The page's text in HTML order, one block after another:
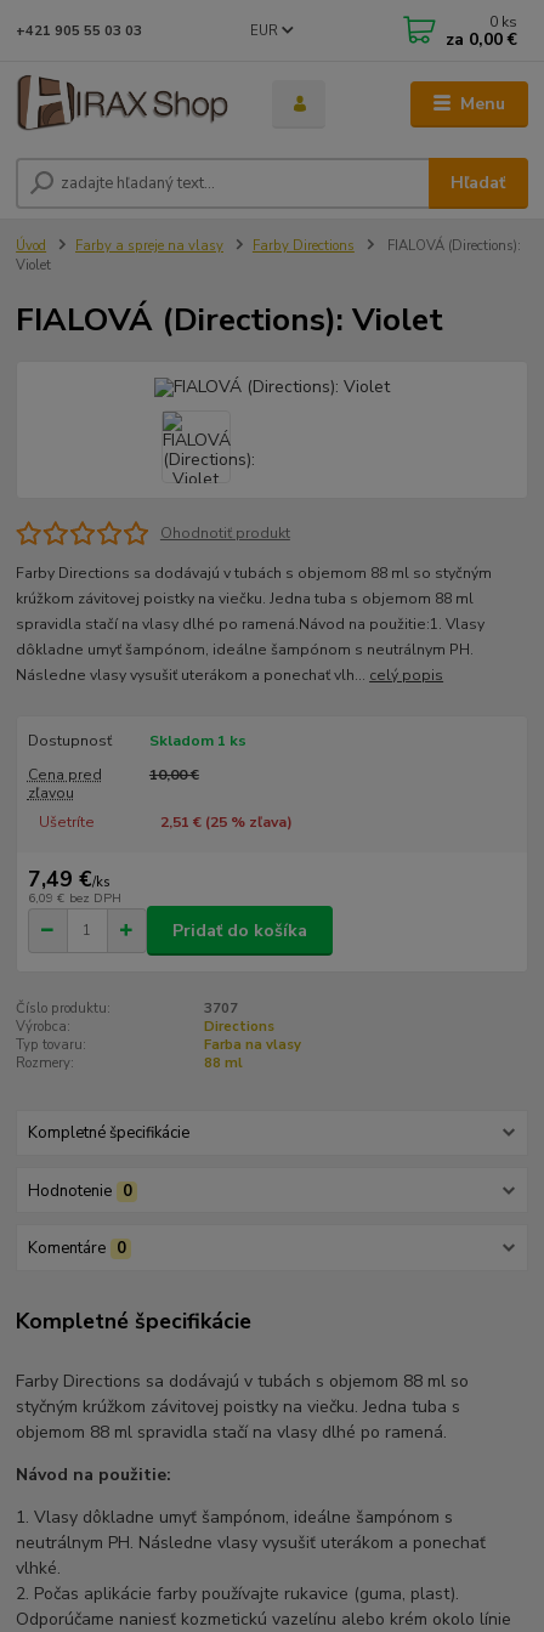
Menu
EUR
Hľadať
+421 905 55 03 03 0 ks
za 0,00 €
Úvod Farby a spreje na vlasy Farby Directions
FIALOVÁ (Directions):
Violet
FIALOVÁ (Directions): Violet
Ohodnotiť produkt
Farby Directions sa dodávajú v tubách s objemom 88 ml so styčným
krúžkom závitovej poistky na viečku. Jedna tuba s objemom 88 ml
spravidla stačí na vlasy dlhé po ramená.Návod na použitie:1. Vlasy
dôkladne umyť šampónom, ideálne šampónom s neutrálnym PH.
Následne vlasy vysušiť uterákom a ponechať vlh... celý popis
Dostupnosť
Skladom 1 ks
Cena pred
zľavou
10,00 €
Ušetríte 2,51 € (25% zľava)
7,49 €/ks
6,09 € bez DPH
Pridať do košíka
Číslo produktu:
3707
Výrobca:
Directions
Typ tovaru:
Farba na vlasy
Rozmery:
88 ml
Kompletné špecifikácie
Hodnotenie 0
Komentáre 0
Kompletné špecifikácie
Farby Directions sa dodávajú v tubách s objemom 88 ml so
styčným krúžkom závitovej poistky na viečku. Jedna tuba s
objemom 88 ml spravidla stačí na vlasy dlhé po ramená.
Návod na použitie:
1. Vlasy dôkladne umyť šampónom, ideálne šampónom s
neutrálnym PH. Následne vlasy vysušiť uterákom a ponechať
vlhké.
2. Počas aplikácie farby používajte rukavice (guma, plast).
Odporúčame naniesť kozmetickú vazelínu alebo krém okolo línie